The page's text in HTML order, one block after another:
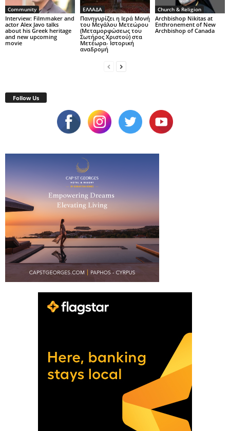
Community
Interview: Filmmaker and
actor Alex Javo talks
about his Greek heritage
and new upcoming
movie
ΕΛΛΑΔΑ
Πανηγυρίζει η Ιερά Μονή
του Μεγάλου Μετεώρου
(Μεταμορφώσεως του
Σωτήρος Χριστού) στα
Μετέωρα- Ιστορική
αναδρομή
Church & Religion
Archbishop Nikitas at
Enthronement of New
Archbishop of Canada
Follow Us